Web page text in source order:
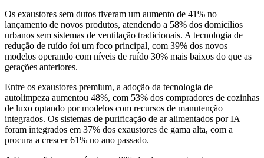
Os exaustores sem dutos tiveram um aumento de 41% no
lançamento de novos produtos, atendendo a 58% dos domicílios
urbanos sem sistemas de ventilação tradicionais. A tecnologia de
redução de ruído foi um foco principal, com 39% dos novos
modelos operando com níveis de ruído 30% mais baixos do que as
gerações anteriores.
Entre os exaustores premium, a adoção da tecnologia de
autolimpeza aumentou 48%, com 53% dos compradores de cozinhas
de luxo optando por modelos com recursos de manutenção
integrados. Os sistemas de purificação de ar alimentados por IA
foram integrados em 37% dos exaustores de gama alta, com a
procura a crescer 61% no ano passado.